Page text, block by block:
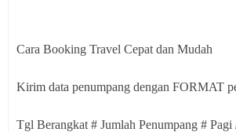
Cara Booking Travel Cepat dan Mudah
Kirim data penumpang dengan FORMAT
Tgl Berangkat # Jumlah Penumpang #